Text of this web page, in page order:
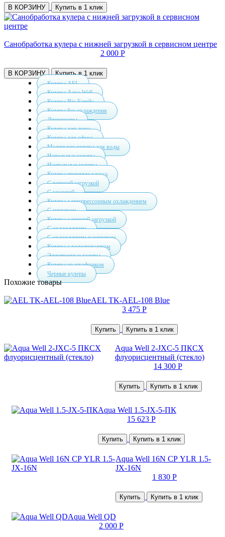
В КОРЗИНУ Купить в 1 клик
Санобработка кулера с нижней загрузкой в сервисном центре
2 000 Р
В КОРЗИНУ Купить в 1 клик
Кулеры AEL
Кулеры Aqua Well
Кулеры Bio Family
Кулеры без охлаждения
Диспенсеры
Кулеры для дома
Кулеры для офиса
Маленькие кулеры для воды
Напольные кулеры
Настольные кулеры
Кулеры премиум класса
С верхней загрузкой
С газацией
Кулеры с компрессорным охлаждением
С нагревом
Кулеры с нижней загрузкой
С охлаждением
С охлаждением и нагревом
Кулеры с холодильником
Электронные кулеры
Кулеры со шкафчиком
Черные кулеры
Похожие товары
AEL TK-AEL-108 Blue
3 475 Р
Купить Купить в 1 клик
Aqua Well 2-JXC-5 ПКСХ
флуорисцентный (стекло)
14 300 Р
Купить Купить в 1 клик
Aqua Well 1.5-JX-5-ПК
15 623 Р
Купить Купить в 1 клик
Aqua Well 16N СР YLR 1.5-
JX-16N
1 830 Р
Купить Купить в 1 клик
Aqua Well QD
2 000 Р